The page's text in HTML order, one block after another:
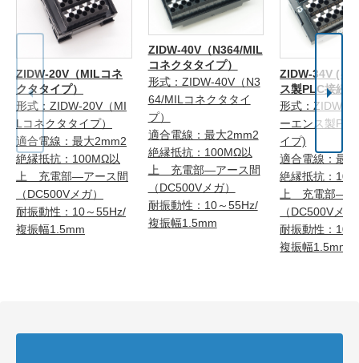
ZIDW-20V（MILコネ
クタタイプ）
形式：ZIDW-20V（MI
Lコネクタタイプ）
適合電線：最大2mm2
絶縁抵抗：100MΩ以
上 充電部―アース間
（DC500Vメガ）
耐振動性：10～55Hz/
複振幅1.5mm
ZIDW-40V（N364/MIL
コネクタタイプ）
形式：ZIDW-40V（N3
64/MILコネクタタイ
プ）
適合電線：最大2mm2
絶縁抵抗：100MΩ以
上 充電部―アース間
（DC500Vメガ）
耐振動性：10～55Hz/
複振幅1.5mm
ZIDW-34V (キ
ス製PLC接続
形式：ZIDW-
ーエンス製
イプ)
適合電線：最
絶縁抵抗：
上 充電部―ア
（DC500Vメガ
耐振動性：10
複振幅1.5mm